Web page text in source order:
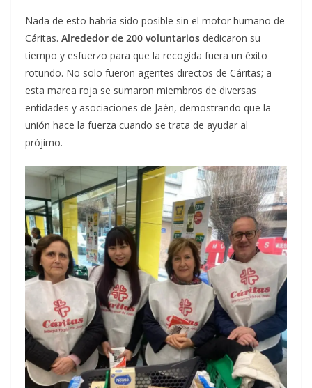
Nada de esto habría sido posible sin el motor humano de
Cáritas. Alrededor de 200 voluntarios dedicaron su
tiempo y esfuerzo para que la recogida fuera un éxito
rotundo. No solo fueron agentes directos de Cáritas; a
esta marea roja se sumaron miembros de diversas
entidades y asociaciones de Jaén, demostrando que la
unión hace la fuerza cuando se trata de ayudar al
prójimo.